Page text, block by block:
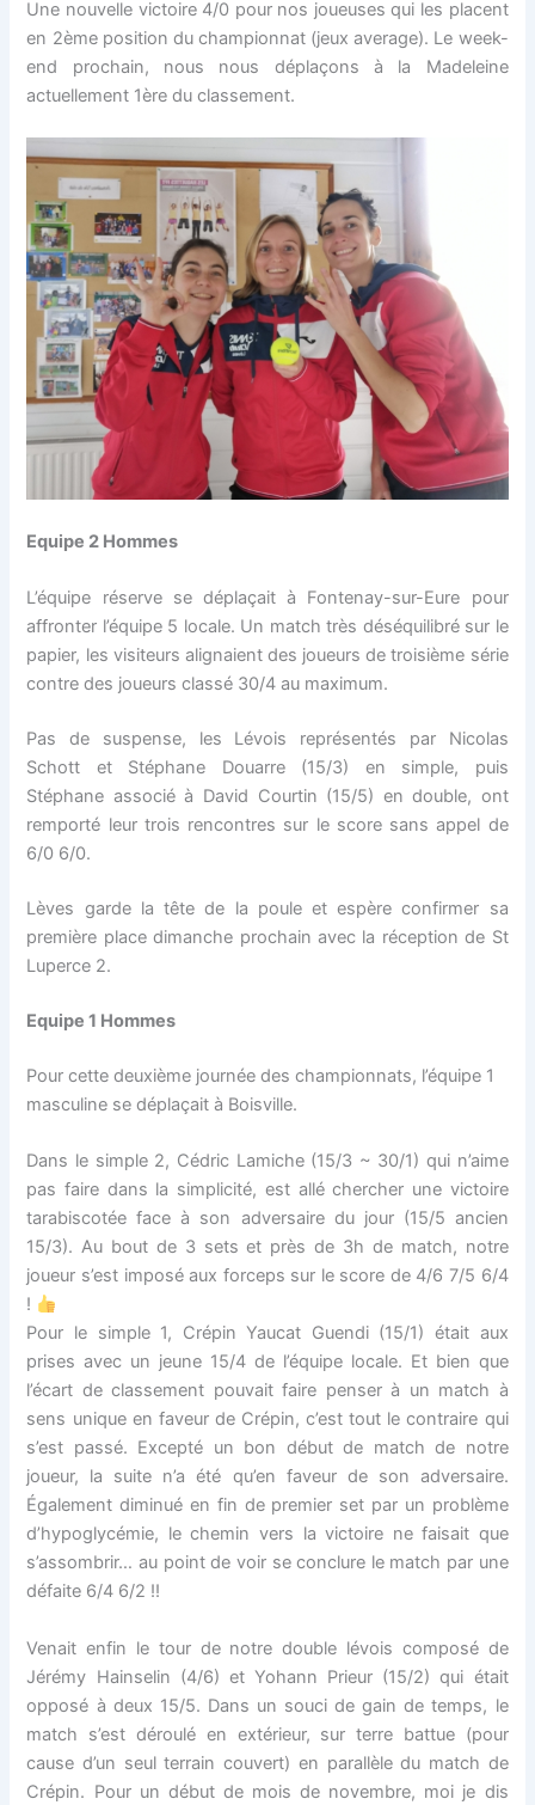
Une nouvelle victoire 4/0 pour nos joueuses qui les placent
en 2ème position du championnat (jeux average). Le week-
end prochain, nous nous déplaçons à la Madeleine
actuellement 1ère du classement.
Equipe 2 Hommes
L’équipe réserve se déplaçait à Fontenay-sur-Eure pour
affronter l’équipe 5 locale. Un match très déséquilibré sur le
papier, les visiteurs alignaient des joueurs de troisième série
contre des joueurs classé 30/4 au maximum.
Pas de suspense, les Lévois représentés par Nicolas
Schott et Stéphane Douarre (15/3) en simple, puis
Stéphane associé à David Courtin (15/5) en double, ont
remporté leur trois rencontres sur le score sans appel de
6/0 6/0.
Lèves garde la tête de la poule et espère confirmer sa
première place dimanche prochain avec la réception de St
Luperce 2.
Equipe 1 Hommes
Pour cette deuxième journée des championnats, l’équipe 1
masculine se déplaçait à Boisville.
Dans le simple 2, Cédric Lamiche (15/3 ~ 30/1) qui n’aime
pas faire dans la simplicité, est allé chercher une victoire
tarabiscotée face à son adversaire du jour (15/5 ancien
15/3). Au bout de 3 sets et près de 3h de match, notre
joueur s’est imposé aux forceps sur le score de 4/6 7/5 6/4
!
Pour le simple 1, Crépin Yaucat Guendi (15/1) était aux
prises avec un jeune 15/4 de l’équipe locale. Et bien que
l’écart de classement pouvait faire penser à un match à
sens unique en faveur de Crépin, c’est tout le contraire qui
s’est passé. Excepté un bon début de match de notre
joueur, la suite n’a été qu’en faveur de son adversaire.
Également diminué en fin de premier set par un problème
d’hypoglycémie, le chemin vers la victoire ne faisait que
s’assombrir… au point de voir se conclure le match par une
défaite 6/4 6/2 !!
Venait enfin le tour de notre double lévois composé de
Jérémy Hainselin (4/6) et Yohann Prieur (15/2) qui était
opposé à deux 15/5. Dans un souci de gain de temps, le
match s’est déroulé en extérieur, sur terre battue (pour
cause d’un seul terrain couvert) en parallèle du match de
Crépin. Pour un début de mois de novembre, moi je dis